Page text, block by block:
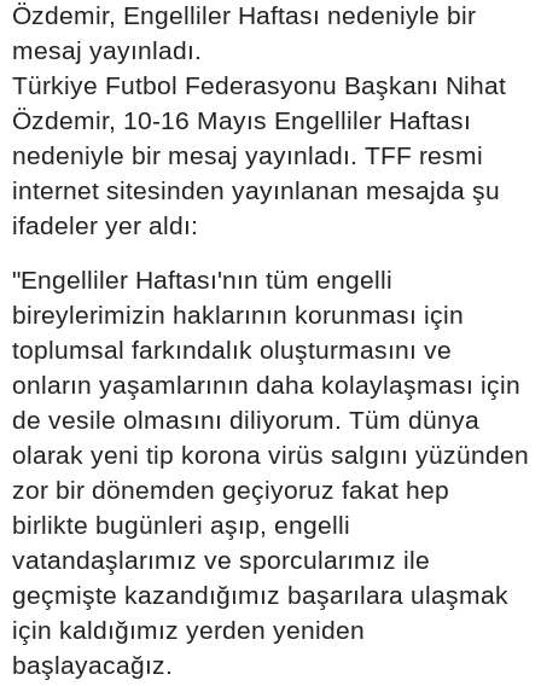
Özdemir, Engelliler Haftası nedeniyle bir
mesaj yayınladı.
Türkiye Futbol Federasyonu Başkanı Nihat
Özdemir, 10-16 Mayıs Engelliler Haftası
nedeniyle bir mesaj yayınladı. TFF resmi
internet sitesinden yayınlanan mesajda şu
ifadeler yer aldı:
"Engelliler Haftası'nın tüm engelli
bireylerimizin haklarının korunması için
toplumsal farkındalık oluşturmasını ve
onların yaşamlarının daha kolaylaşması için
de vesile olmasını diliyorum. Tüm dünya
olarak yeni tip korona virüs salgını yüzünden
zor bir dönemden geçiyoruz fakat hep
birlikte bugünleri aşıp, engelli
vatandaşlarımız ve sporcularımız ile
geçmişte kazandığımız başarılara ulaşmak
için kaldığımız yerden yeniden
başlayacağız.